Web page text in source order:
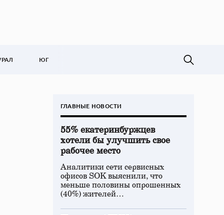
ЮГ
ГЛАВНЫЕ НОВОСТИ
55% екатеринбуржцев
хотели бы улучшить свое
рабочее место
Аналитики сети сервисных
офисов SOK выяснили, что
меньше половины опрошенных
(40%) жителей…